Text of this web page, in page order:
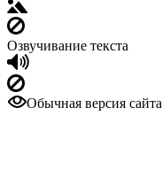
Озвучивание текста
Обычная версия сайта